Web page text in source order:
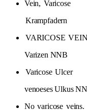
Vein, Varicose
Krampfadern
VARICOSE
Varizen NNB
Varicose Ulcer
venoeses Ulkus
No varicose veins.